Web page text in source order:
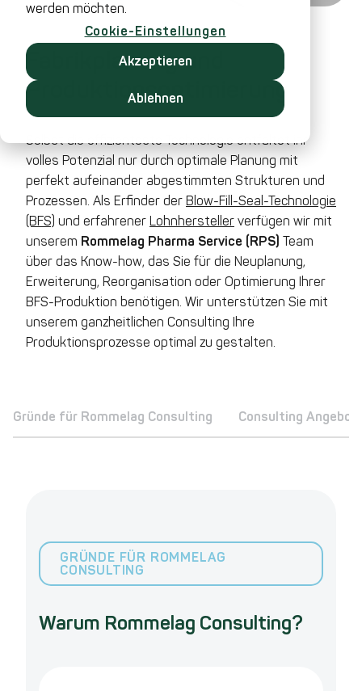
werden möchten.
Cookie-Einstellungen
Akzeptieren
Ablehnen
Fabrik­planung und
Produktions­optimierung
Selbst die effizienteste Technologie entfaltet ihr
volles Potenzial nur durch optimale Planung mit
perfekt aufeinander abgestimmten Strukturen und
Prozessen. Als Erfinder der Blow-Fill-Seal-Technologie
(BFS) und erfahrener Lohnhersteller verfügen wir mit
unserem Rommelag Pharma Service (RPS) Team
über das Know-how, das Sie für die Neuplanung,
Erweiterung, Reorganisation oder Optimierung Ihrer
BFS-Produktion benötigen. Wir unterstützen Sie mit
unserem ganzheitlichen Consulting Ihre
Produktionsprozesse optimal zu gestalten.
Gründe für Rommelag Consulting Consulting Angebot
GRÜNDE FÜR ROMMELAG
CONSULTING
Warum Rommelag Consulting?